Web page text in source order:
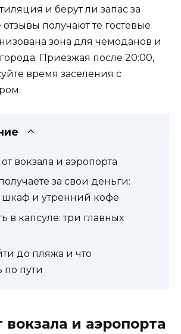
и берут ли запас за
получают те гостевые
зона для чемоданов и
Приезжая после 20:00,
время заселения с
вокзала и аэропорта
за свои деньги:
шкаф и утренний кофе
в капсуле: три главных
до пляжа и что
по пути
вокзала и аэропорта